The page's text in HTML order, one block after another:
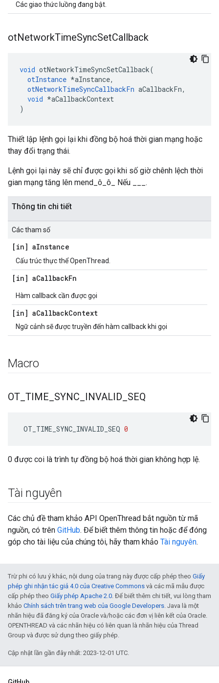
Các giao thức luồng đang bật.
otNetworkTimeSyncSetCallback
void otNetworkTimeSyncSetCallback(
otInstance *aInstance,
otNetworkTimeSyncCallbackFn aCallbackFn,
void *aCallbackContext
)
Thiết lập lệnh gọi lại khi đồng bộ hoá thời gian mạng hoặc
thay đổi trạng thái.
Lệnh gọi lại này sẽ chỉ được gọi khi số giờ chênh lệch thời
gian mạng tăng lên mend_ô_ô_ Nếu ___.
Thông tin chi tiết
Các tham số
[in] aInstance
Cấu trúc thực thể OpenThread.
[in] aCallbackFn
Hàm callback cần được gọi
[in] aCallbackContext
Ngữ cảnh sẽ được truyền đến hàm callback khi gọi
Macro
OT TIME SYNC INVALID SEQ
OT_TIME_SYNC_INVALID_SEQ 0
0 được coi là trình tự đồng bộ hoá thời gian không hợp lệ.
Tài nguyên
Các chủ đề tham khảo API OpenThread bắt nguồn từ mã
nguồn, có trên GitHub. Để biết thêm thông tin hoặc để đóng
góp cho tài liệu của chúng tôi, hãy tham khảo Tài nguyên.
Trừ phi có lưu ý khác, nội dung của trang này được cấp phép theo Giấy
phép ghi nhận tác giả 4.0 của Creative Commons và các mã mẫu được
cấp phép theo Giấy phép Apache 2.0. Để biết thêm chi tiết, vui lòng tham
khảo Chính sách trên trang web của Google Developers. Java là một
nhãn hiệu đã đăng ký của Oracle và/hoặc các đơn vị liên kết của Oracle.
OPENTHREAD và các nhãn hiệu có liên quan là nhãn hiệu của Thread
Group và được sử dụng theo giấy phép.
Cập nhật lần gần đây nhất: 2023-12-01 UTC.